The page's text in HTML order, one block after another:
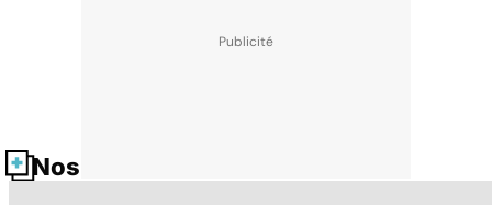
Nos fiches santé